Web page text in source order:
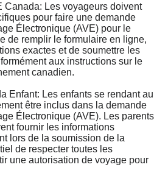
Canada: Les voyageurs doivent
pour faire une demande
Électronique (AVE) pour le
de remplir le formulaire en ligne,
exactes et de soumettre les
aux instructions sur le
canadien.
Enfant: Les enfants se rendant au
être inclus dans la demande
Électronique (AVE). Les parents
fournir les informations
lors de la soumission de la
de respecter toutes les
une autorisation de voyage pour